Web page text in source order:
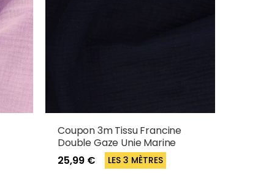
Coupon 3m Tissu Francine
Double Gaze Unie Marine
25,99 €
LES 3 MÈTRES